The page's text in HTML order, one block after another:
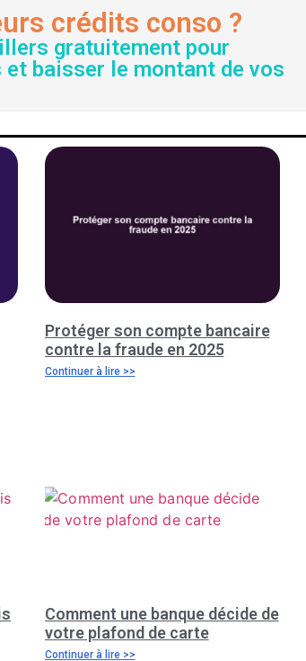
crédits conso ?
gratuitement pour
baisser le montant de vos
Protéger son compte bancaire
contre la fraude en 2025
Continuer à lire >>
Comment une banque décide de
votre plafond de carte
Continuer à lire >>